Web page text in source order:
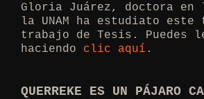
Gloria Juárez, doctora en
la UNAM ha estudiato este
trabajo de Tesis. Puedes
haciendo clic aquí .
QUERREKE ES UN PÁJARO